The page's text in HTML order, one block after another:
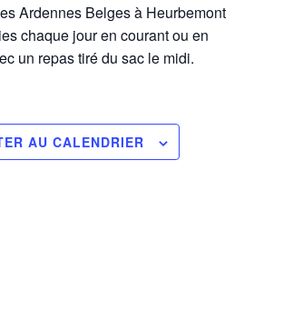
Ardennes Belges à Heurbemont
chaque jour en courant ou en
un repas tiré du sac le midi.
AU CALENDRIER